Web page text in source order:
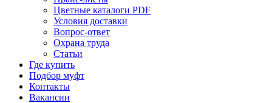
Цветные каталоги PDF
Условия доставки
Вопрос-ответ
Охрана труда
Статьи
Где купить
Подбор муфт
Контакты
Вакансии